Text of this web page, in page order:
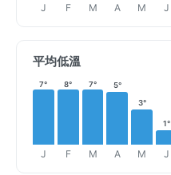
J F M A M J
平均低溫
7°
J
8°
F
7°
M
5°
A
3°
M
1°
J